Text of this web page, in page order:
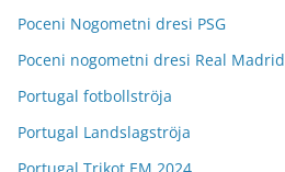
Poceni Nogometni dresi PSG
Poceni nogometni dresi Real Madrid
Portugal fotbollströja
Portugal Landslagströja